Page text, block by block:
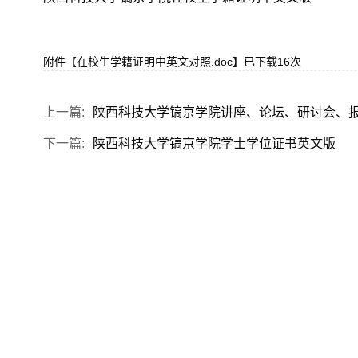
附件【在校生学籍证明中英文对照.doc】已下载16次
上一篇: 陕西科技大学镐京学院讲座、论坛、研讨会、
下一篇: 陕西科技大学镐京学院学士学位证书英文版